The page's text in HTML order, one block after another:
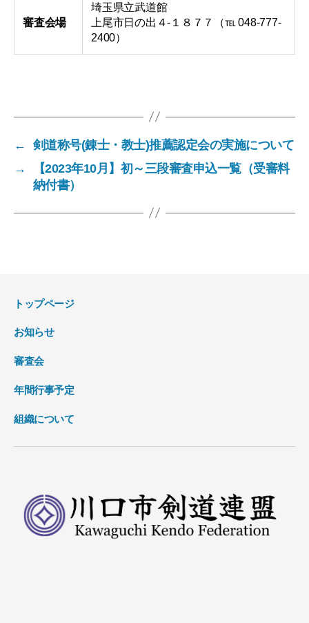
審査会場
埼玉県立武道館
上尾市日の出４-１８７７（℡ 048-777-
2400）
←
剣道称号(錬士・教士)推薦認定会の実施について
→
【2023年10月】初～三段審査申込一覧（受審料
納付書）
トップページ
お知らせ
審査会
年間行事予定
組織について